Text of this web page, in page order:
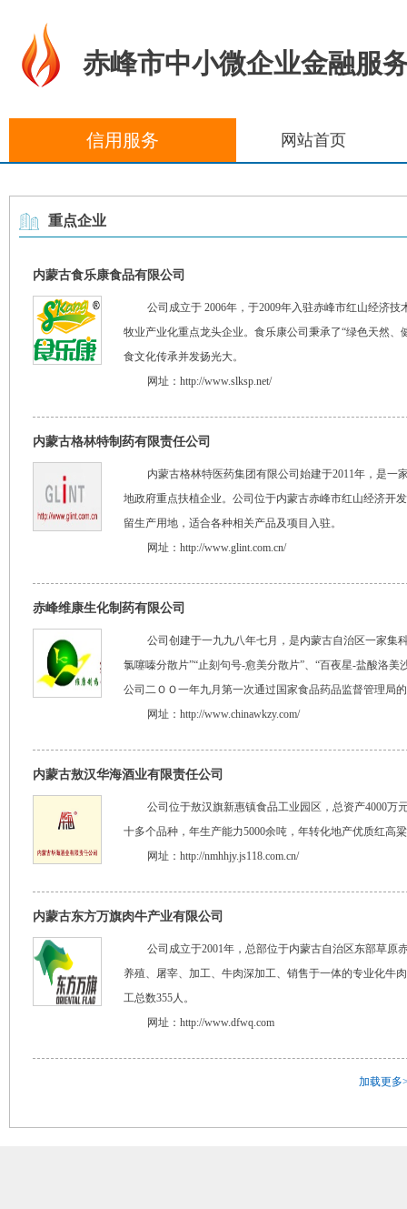
赤峰市中小微企业金融服
信用服务 网站首页
重点企业
内蒙古食乐康食品有限公司
公司成立于 2006年，于2009年入驻赤峰市红山经济
牧业产业化重点龙头企业。食乐康公司秉承了“绿色天然
食文化传承并发扬光大。
网址： http://www.slksp.net/
内蒙古格林特制药有限责任公司
内蒙古格林特医药集团有限公司始建于2011年，是
地政府重点扶植企业。公司位于内蒙古赤峰市红山经济开
留生产用地，适合各种相关产品及项目入驻。
网址： http://www.glint.com.cn/
赤峰维康生化制药有限公司
公司创建于一九九八年七月，是内蒙古自治区一家集
氯噻嗪分散片”“止刻句号-愈美分散片”、“百夜星-盐酸洛
公司二ＯＯ一年九月第一次通过国家食品药品监督管理局
网址： http://www.chinawkzy.com/
内蒙古敖汉华海酒业有限责任公司
公司位于敖汉旗新惠镇食品工业园区，总资产4000
十多个品种，年生产能力5000余吨，年转化地产优质红高
网址： http://nmhhjy.js118.com.cn/
内蒙古东方万旗肉牛产业有限公司
公司成立于2001年，总部位于内蒙古自治区东部草原
养殖、屠宰、加工、牛肉深加工、销售于一体的专业化牛
工总数355人。
网址： http://www.dfwq.com
加载更多